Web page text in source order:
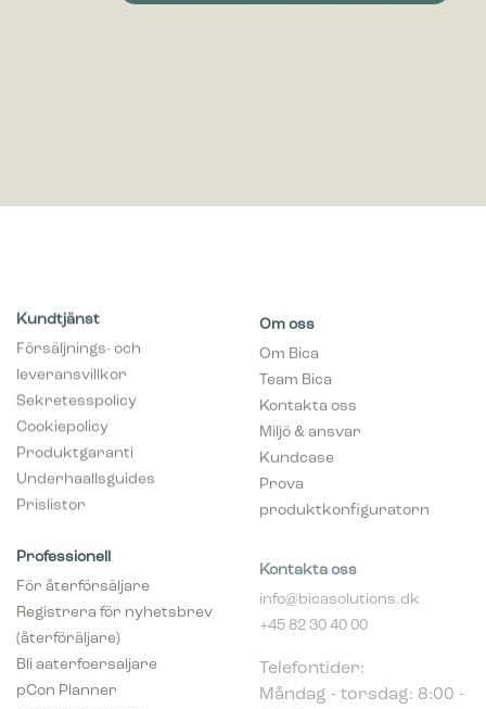
Kundtjänst
Försäljnings- och
leveransvillkor
Sekretesspolicy
Cookiepolicy
Produktgaranti
Underhaallsguides
Prislistor
Om oss
Om Bica
Team Bica
Kontakta oss
Miljö & ansvar
Kundcase
Prova
produktkonfiguratorn
Professionell
För återförsäljare
Registrera för nyhetsbrev
(återföräljare)
Bli aaterfoersaljare
pCon Planner
+45 82 30 40 00
Måndag - torsdag: 8:00 -
16:00